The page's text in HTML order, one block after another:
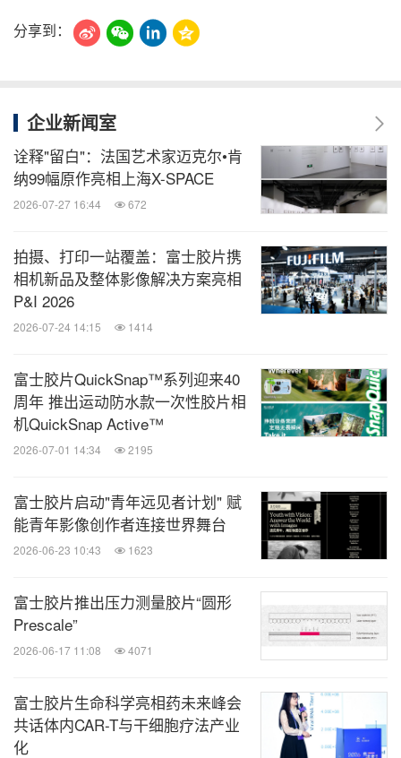
分享到：
企业新闻室
诠释"留白"：法国艺术家迈克尔•肯
纳99幅原作亮相上海X-SPACE
2026-07-27 16:44 672
拍摄、打印一站覆盖：富士胶片携
相机新品及整体影像解决方案亮相
P&I 2026
2026-07-24 14:15 1414
富士胶片QuickSnap™系列迎来40
周年 推出运动防水款一次性胶片相
机QuickSnap Active™
2026-07-01 14:34 2195
富士胶片启动"青年远见者计划" 赋
能青年影像创作者连接世界舞台
2026-06-23 10:43 1623
富士胶片推出压力测量胶片“圆形
Prescale”
2026-06-17 11:08 4071
富士胶片生命科学亮相药未来峰会
共话体内CAR-T与干细胞疗法产业
化